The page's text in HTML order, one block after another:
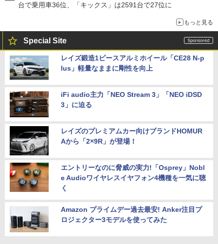
台で乗用車36位、「キックス」は2591台で27位に
もっと見る
Special Site
レイズ鍛造1ピースアルミホイール「CE28 N-p
lus」軽量なままに剛性を向上
iFi audio主力「NEO Stream 3」「NEO iDSD
3」に迫る
レイズのプレミアムカー向けブランドHOMUR
Aから「2×9R」が登場！
エントリーなのに脅威の実力!「Osprey」Nobl
e Audioワイヤレスイヤフォン4機種を一気に聴
く
Amazon プライムデー過去最安! Anker注目プ
ロジェクター3モデルを使ってみた